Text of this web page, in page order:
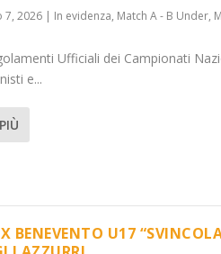
7, 2026| In evidenza, Match A - B Under,
Ufficiali dei Campionati
e...
BENEVENTO U17